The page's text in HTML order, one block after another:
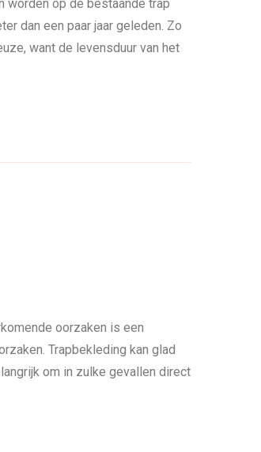
worden op de bestaande trap
dan een paar jaar geleden. Zo
want de levensduur van het
oorzaken is een
Trapbekleding kan glad
om in zulke gevallen direct